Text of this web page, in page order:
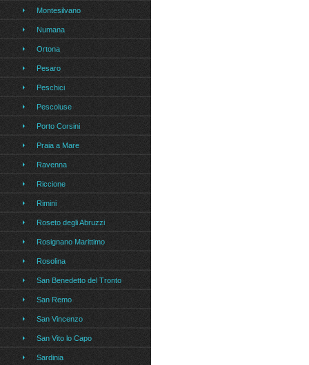
Montesilvano
Numana
Ortona
Pesaro
Peschici
Pescoluse
Porto Corsini
Praia a Mare
Ravenna
Riccione
Rimini
Roseto degli Abruzzi
Rosignano Marittimo
Rosolina
San Benedetto del Tronto
San Remo
San Vincenzo
San Vito lo Capo
Sardinia